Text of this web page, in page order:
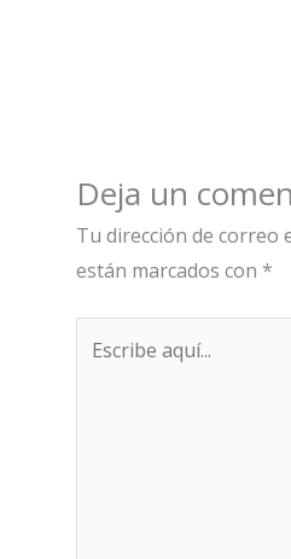
Deja un
Tu dirección de correo
están marcados con *